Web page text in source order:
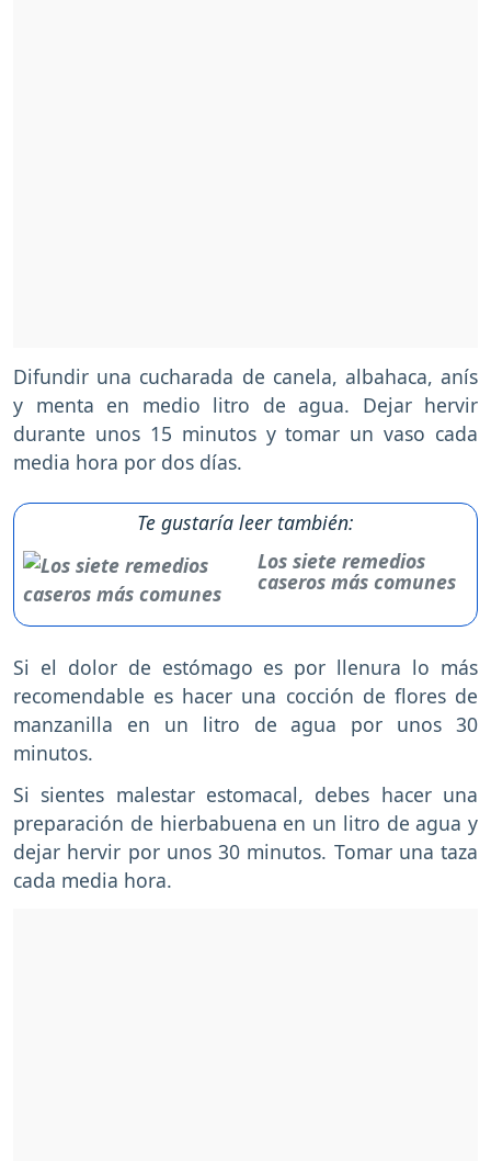
Difundir una cucharada de canela, albahaca, anís
y menta en medio litro de agua. Dejar hervir
durante unos 15 minutos y tomar un vaso cada
media hora por dos días.
Te gustaría leer también:
Los siete remedios
caseros más comunes
Si el dolor de estómago es por llenura lo más
recomendable es hacer una cocción de flores de
manzanilla en un litro de agua por unos 30
minutos.
Si sientes malestar estomacal, debes hacer una
preparación de hierbabuena en un litro de agua y
dejar hervir por unos 30 minutos. Tomar una taza
cada media hora.